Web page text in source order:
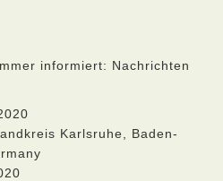
informiert: Nachrichten
Karlsruhe, Baden-